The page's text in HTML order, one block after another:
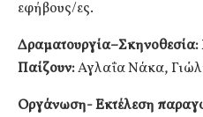
εφήβους/ες.
Δραματουργία–Σκηνοθεσία:
Παίζουν:Αγλαΐα Νάκα,
Οργάνωση- Εκτέλεση